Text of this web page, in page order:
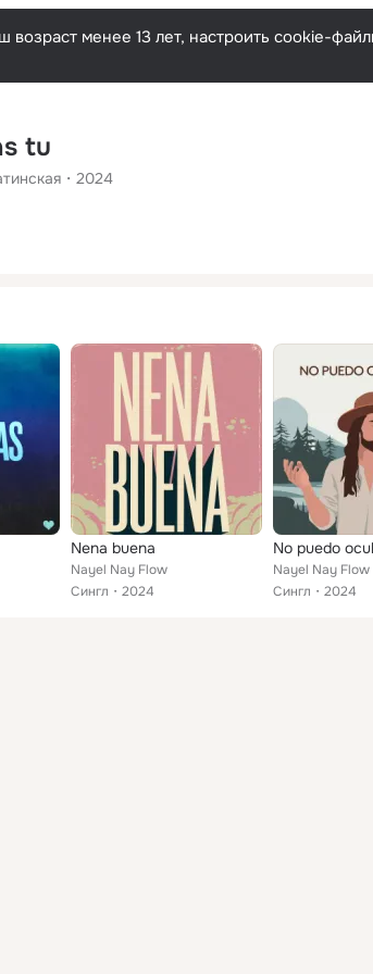
Русский
менее 13 лет, настроить cookie-
tu
2024
Nena buena
Nayel Nay Flow
Сингл
2024
No puedo
Nayel Nay Flow
Сингл
2024